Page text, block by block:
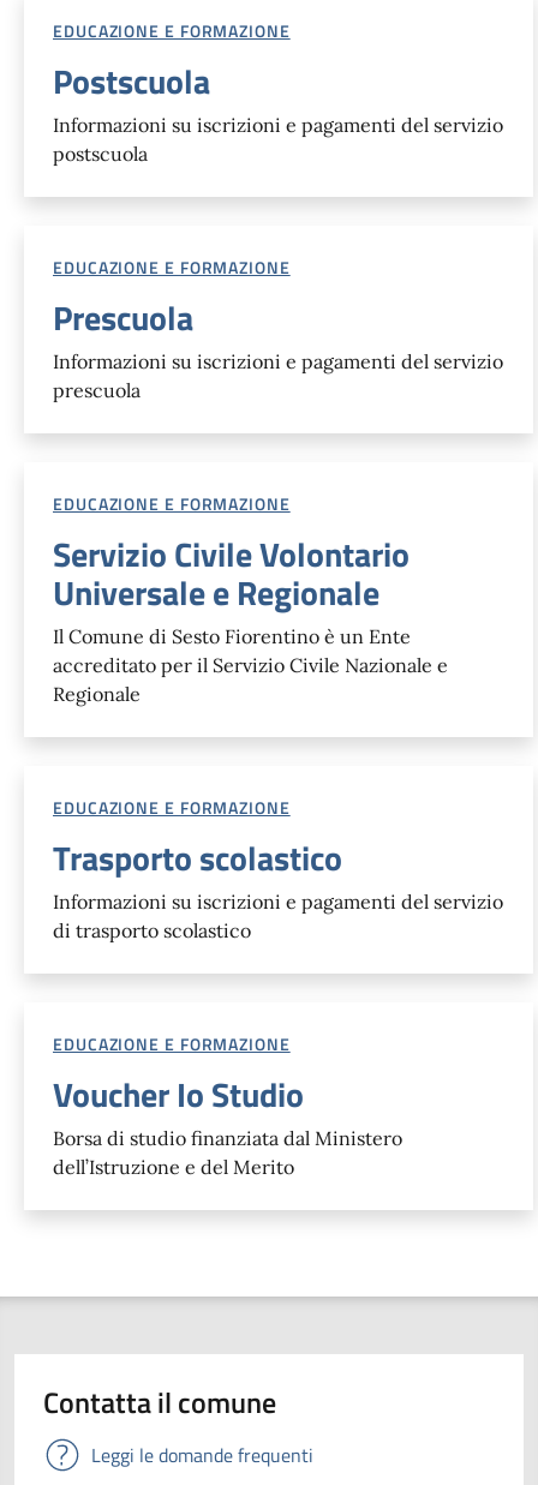
EDUCAZIONE E FORMAZIONE
Postscuola
Informazioni su iscrizioni e pagamenti del servizio
postscuola
EDUCAZIONE E FORMAZIONE
Prescuola
Informazioni su iscrizioni e pagamenti del servizio
prescuola
EDUCAZIONE E FORMAZIONE
Servizio Civile Volontario
Universale e Regionale
Il Comune di Sesto Fiorentino è un Ente
accreditato per il Servizio Civile Nazionale e
Regionale
EDUCAZIONE E FORMAZIONE
Trasporto scolastico
Informazioni su iscrizioni e pagamenti del servizio
di trasporto scolastico
EDUCAZIONE E FORMAZIONE
Voucher Io Studio
Borsa di studio finanziata dal Ministero
dell’Istruzione e del Merito
Contatta il comune
Leggi le domande frequenti